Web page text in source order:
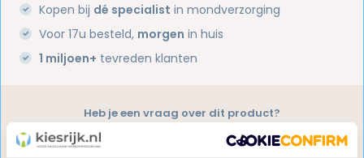
Kopen bij dé specialist in mondverzorging
Voor 17u besteld, morgen in huis
1 miljoen+ tevreden klanten
Heb je een vraag over dit product?
Onze specialisten helpen je graag! Spreek ons aan
in de chat of stuur een e-mail.